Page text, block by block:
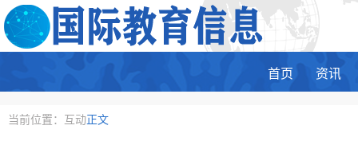
首页 资讯
当前位置：互动正文